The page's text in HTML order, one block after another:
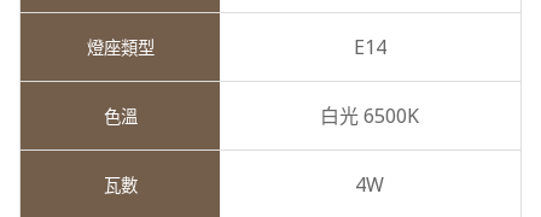
E14
白光 6500K
4W